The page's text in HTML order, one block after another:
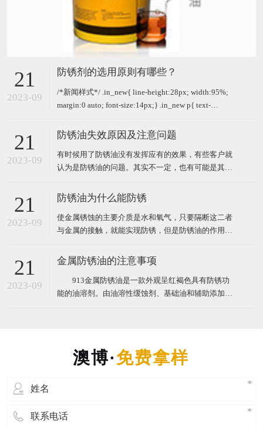
21
2023-09
防锈剂的选用原则有哪些？
/*新闻样式*/ .in_new{ line-height:28px; width:95%;
margin:0 auto; font-size:14px;} .in_new p{ text-
级高效
21
2023-09
防锈油失效原因及注意问题
有时候用了防锈油没有发挥应有的效果，有些客户就
认为是防锈油的问题。其实不一定，也有可能是其他
用的范围与条件。现在澳博防锈油为您讲解防锈油失
21
2023-09
防锈油为什么能防锈
使金属锈蚀的主要介质是水和氧气，只要隔断这二者
与金属的接触，就能实现防锈，但是防锈油的作用并
油、菜油）也可以实现防锈了。有些客户就是用其他
膜在金属表面，没什么技术含量。那么，防锈油的防
锈原理究竟是怎样的呢
21
2023-09
金属防锈油的注意事项
913金属防锈油是一款外观呈红褐色具有防锈功
能的油溶剂。由油溶性缓蚀剂、基础油和辅助添加剂
或环烷酸的碱土金属